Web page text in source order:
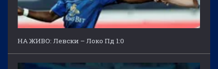
НА ЖИВО: Левски – Локо Пд 1:0